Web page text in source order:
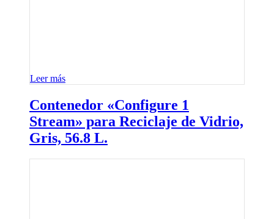
Leer más
Contenedor «Configure 1
Stream» para Reciclaje de Vidrio,
Gris, 56.8 L.